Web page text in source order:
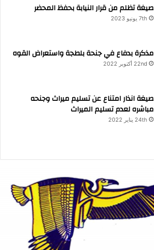
صيغة تظلم من قرار النيابة بحفظ المحضر
7th يونيو 2023
مذكرة بدفاع في جنحة بلطجة واستعراض القوه
22nd أكتوبر 2022
صيغة انذار امتناع عن تسليم ميراث وجنحه
مباشره لعدم تسليم الميراث
24th يناير 2022